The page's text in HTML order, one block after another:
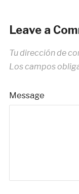
Leave a
Tu dirección de
Los campos
Message